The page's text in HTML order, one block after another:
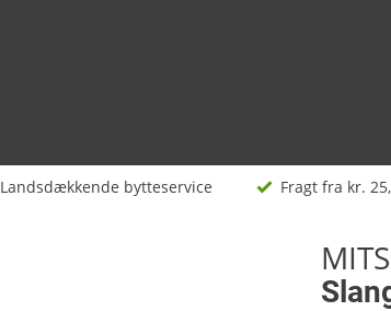
Landsdækkende bytteservice Fragt fra kr.